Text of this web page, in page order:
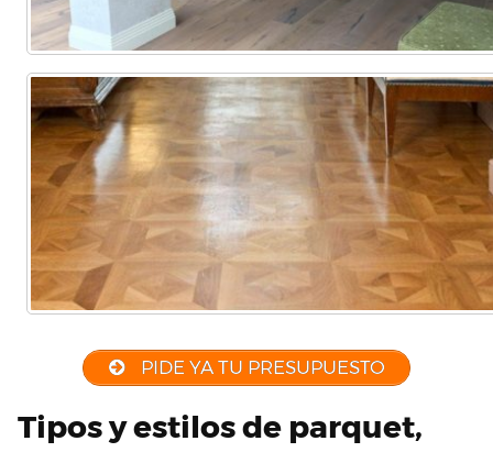
PIDE YA TU PRESUPUESTO
Tipos y estilos de parquet,